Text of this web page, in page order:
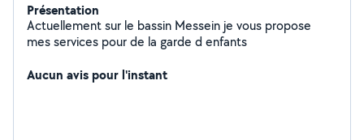
Présentation
Actuellement sur le bassin Messein je vous propose
mes services pour de la garde d enfants
Aucun avis pour l'instant